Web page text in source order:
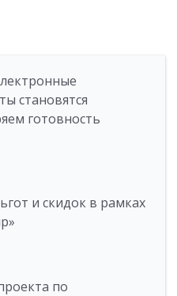
становятся
готовность
и скидок в рамках
по